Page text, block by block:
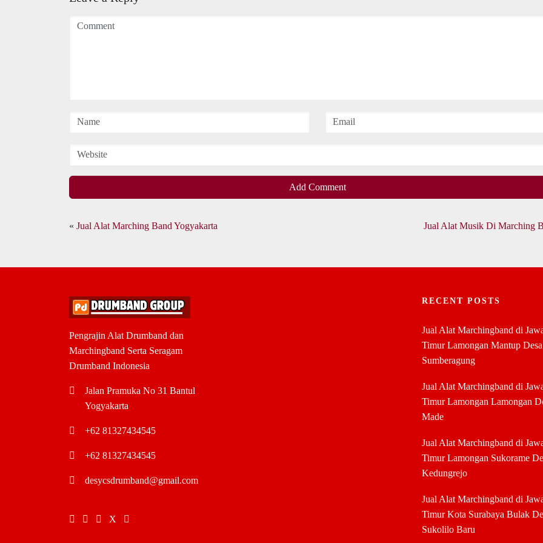
Add Comment
« Jual Alat Marching Band Yogyakarta Jual Alat Musik Di Marching
Pengrajin Alat Drumband dan
Marchingband Serta Seragam
Drumband Indonesia
Jalan Pramuka No 31 Bantul
Yogyakarta
+62 81327434545
+62 81327434545
desycsdrumband@gmail.com
RECENT POSTS
Jual Alat Marchingband di
Timur Lamongan Mantup Desa
Sumberagung
Jual Alat Marchingband di
Timur Lamongan Lamongan
Made
Jual Alat Marchingband di
Timur Lamongan Sukorame
Kedungrejo
Jual Alat Marchingband di
Timur Kota Surabaya Bulak
Sukolilo Baru